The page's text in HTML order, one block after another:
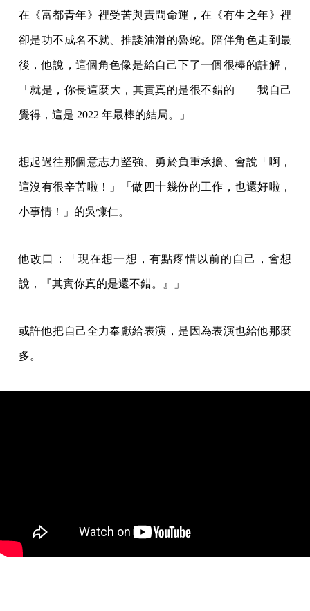
在《富都青年》裡受苦與責問命運，在《有生之年》裡
卻是功不成名不就、推諉油滑的魯蛇。陪伴角色走到最
後，他說，這個角色像是給自己下了一個很棒的註解，
「就是，你長這麼大，其實真的是很不錯的——我自己
覺得，這是 2022 年最棒的結局。」
想起過往那個意志力堅強、勇於負重承擔、會說「啊，
這沒有很辛苦啦！」「做四十幾份的工作，也還好啦，
小事情！」的吳慷仁。
他改口：「現在想一想，有點疼惜以前的自己，會想
說，『其實你真的是還不錯。』」
或許他把自己全力奉獻給表演，是因為表演也給他那麼
多。